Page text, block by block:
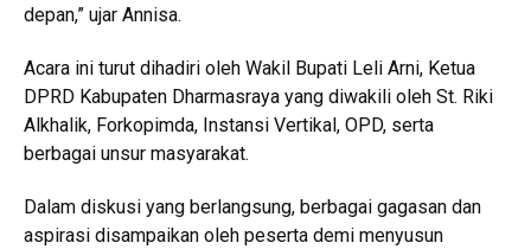
depan,” ujar Annisa.
Acara ini turut dihadiri oleh Wakil Bupati Leli Arni, Ketua
DPRD Kabupaten Dharmasraya yang diwakili oleh St. Riki
Alkhalik, Forkopimda, Instansi Vertikal, OPD, serta
berbagai unsur masyarakat.
Dalam diskusi yang berlangsung, berbagai gagasan dan
aspirasi disampaikan oleh peserta demi menyusun